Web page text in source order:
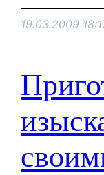
19.03.2009